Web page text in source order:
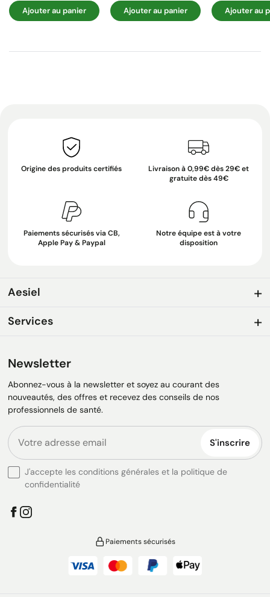
Ajouter au panier Ajouter au panier Ajouter au
Origine des produits certifiés
Livraison à 0,99€ dès 29€ et
gratuite dès 49€
Paiements sécurisés via CB,
Apple Pay & Paypal
Notre équipe est à votre
disposition
Aesiel
Services
Newsletter
Abonnez-vous à la newsletter et soyez au courant des
nouveautés, des offres et recevez des conseils de nos
professionnels de santé.
S'inscrire
J'accepte les conditions générales et la politique de
confidentialité
Paiements sécurisés